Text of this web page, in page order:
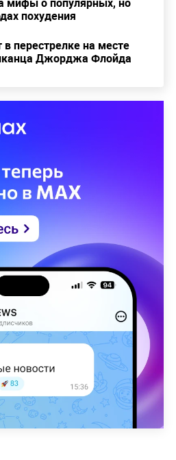
похудения
перестрелке на месте
Джорджа Флойда